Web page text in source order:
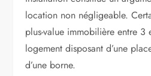
location non négligeable.
plus-value immobilière entre 3
logement disposant d’une
d’une borne.